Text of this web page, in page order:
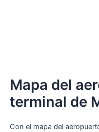
Mapa del
terminal de
Con el mapa del